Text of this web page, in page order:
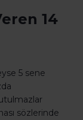
14
5 sene
sözlerinde